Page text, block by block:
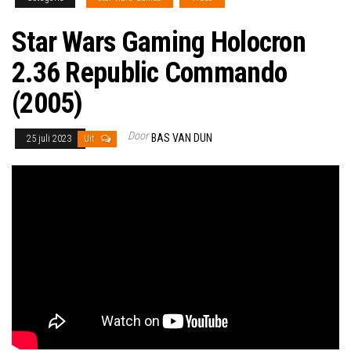
Star Wars Gaming Holocron
2.36 Republic Commando
(2005)
25 juli 2023 Uit Door BAS VAN DUN